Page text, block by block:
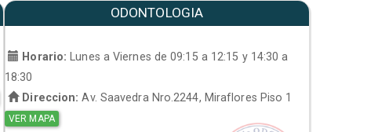
ODONTOLOGIA
Horario:
Lunes a Viernes de 09:15 a 12:15 y 14:30 a
18:30
Direccion: Av. Saavedra Nro.2244, Miraflores Piso 1
VER MAPA